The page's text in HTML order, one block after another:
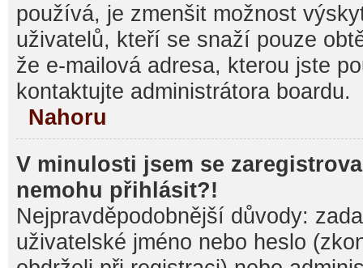
používá, je zmenšit možnost
uživatelů, kteří se snaží pouze
že e-mailová adresa, kterou jste
kontaktujte administrátora boardu.
Nahoru
V minulosti jsem se
nemohu přihlásit?!
Nejpravděpodobnější důvody:
uživatelské jméno nebo heslo